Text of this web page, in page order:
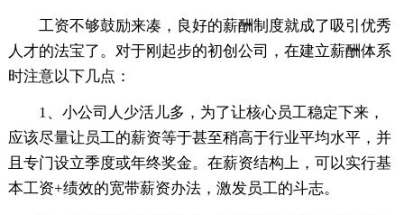
工资不够鼓励来凑，良好的薪酬制度就成了吸引优秀
人才的法宝了。对于刚起步的初创公司，在建立薪酬体系
时注意以下几点：
1、小公司人少活儿多，为了让核心员工稳定下来，
应该尽量让员工的薪资等于甚至稍高于行业平均水平，并
且专门设立季度或年终奖金。在薪资结构上，可以实行基
本工资+绩效的宽带薪资办法，激发员工的斗志。